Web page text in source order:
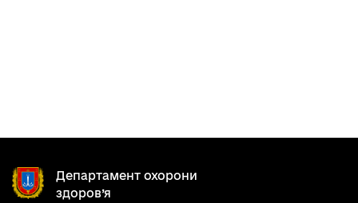
Департамент охорони
здоров’я